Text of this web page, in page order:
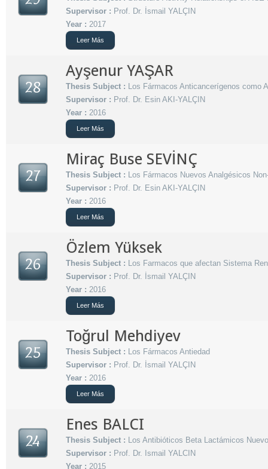
Supervisor : Prof. Dr. İsmail YALÇIN
Year : 2017
Leer Más
28
Ayşenur YAŞAR
Thesis Subject : Los Fármacos Anticancerígenos como
Supervisor : Prof. Dr. Esin AKI-YALÇIN
Year : 2016
Leer Más
27
Miraç Buse SEVİNÇ
Thesis Subject : Los Fármacos Nuevos Analgésicos
Supervisor : Prof. Dr. Esin AKI-YALÇIN
Year : 2016
Leer Más
26
Özlem Yüksek
Thesis Subject : Los Farmacos que afectan Sistema
Supervisor : Prof. Dr. İsmail YALÇIN
Year : 2016
Leer Más
25
Toğrul Mehdiyev
Thesis Subject : Los Fármacos Antiedad
Supervisor : Prof. Dr. İsmail YALÇIN
Year : 2016
Leer Más
24
Enes BALCI
Thesis Subject : Los Antibióticos Beta Lactámicos
Supervisor : Prof. Dr. Ismail YALCIN
Year : 2015